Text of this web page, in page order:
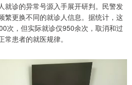
就诊的异常号源入手展开研判。民警发
繁更换不同的就诊人信息。据统计，这
次，但实际就诊仅950余次，取消和过
患者的就医规律。